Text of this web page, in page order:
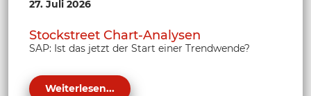
27. Juli 2026
Stockstreet Chart-Analysen
SAP: Ist das jetzt der Start einer Trendwende?
Weiterlesen...